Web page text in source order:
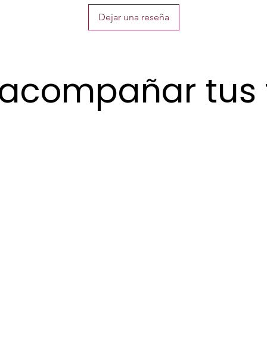
Dejar una reseña
tus